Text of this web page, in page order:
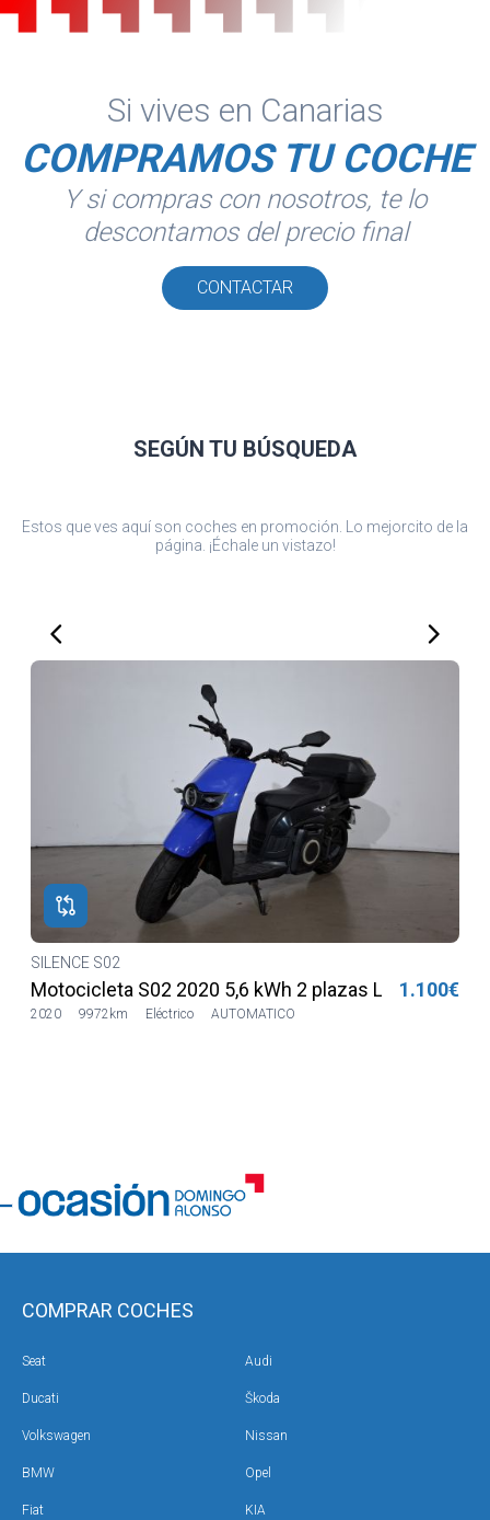
Si vives en Canarias
COMPRAMOS TU COCHE
Y si compras con nosotros, te lo
descontamos del precio final
CONTACTAR
SEGÚN TU BÚSQUEDA
Estos que ves aquí son coches en promoción. Lo mejorcito de la
página. ¡Échale un vistazo!
SILENCE S02
Motocicleta S02 2020 5,6 kWh 2 plazas Lilia LVSH
2020 9972km Eléctrico AUTOMATICO
1.100€
COMPRAR COCHES
Seat Audi
Ducati Škoda
Volkswagen Nissan
BMW Opel
Fiat KIA